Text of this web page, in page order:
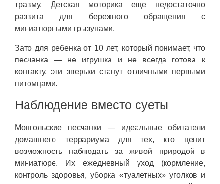
травму. Детская моторика еще недостаточно
развита для бережного обращения с
миниатюрными грызунами.
Зато для ребенка от 10 лет, который понимает, что
песчанка — не игрушка и не всегда готова к
контакту, эти зверьки станут отличными первыми
питомцами.
Наблюдение вместо суеты
Монгольские песчанки — идеальные обитатели
домашнего террариума для тех, кто ценит
возможность наблюдать за живой природой в
миниатюре. Их ежедневный уход (кормление,
контроль здоровья, уборка «туалетных» уголков и